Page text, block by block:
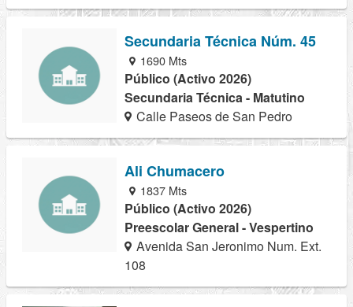
Secundaria Técnica Núm. 45
1690 Mts
Público (Activo 2026)
Secundaria Técnica - Matutino
Calle Paseos de San Pedro
Ali Chumacero
1837 Mts
Público (Activo 2026)
Preescolar General - Vespertino
Avenida San Jeronimo Num. Ext.
108